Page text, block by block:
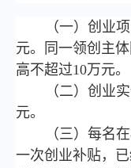
（一）创业
元。同一领创主
高不超过10万元。
（二）创业
元。
（三）每名
一次创业补贴，